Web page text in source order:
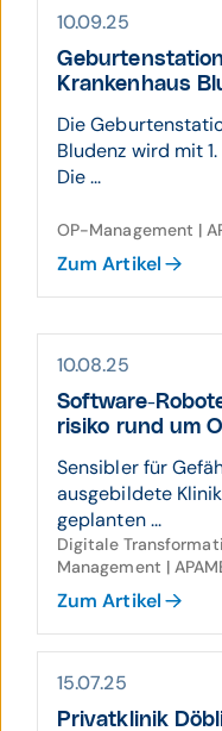
10.09.25
Kranken­haus
Die
Bludenz wird mit
Die ...
OP-Management |
Zum Artikel
10.08.25
Software-
risiko rund um
Sensibler für
ausgebildete
geplanten ...
Digitale
Management |
Zum Artikel
15.07.25
Privatklinik